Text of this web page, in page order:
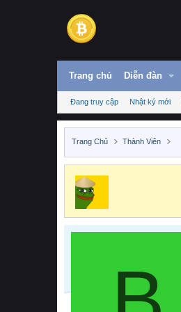
Trang chủ Diễn đàn
Đang truy cập Nhật ký mới
Trang Chủ Thành Viên